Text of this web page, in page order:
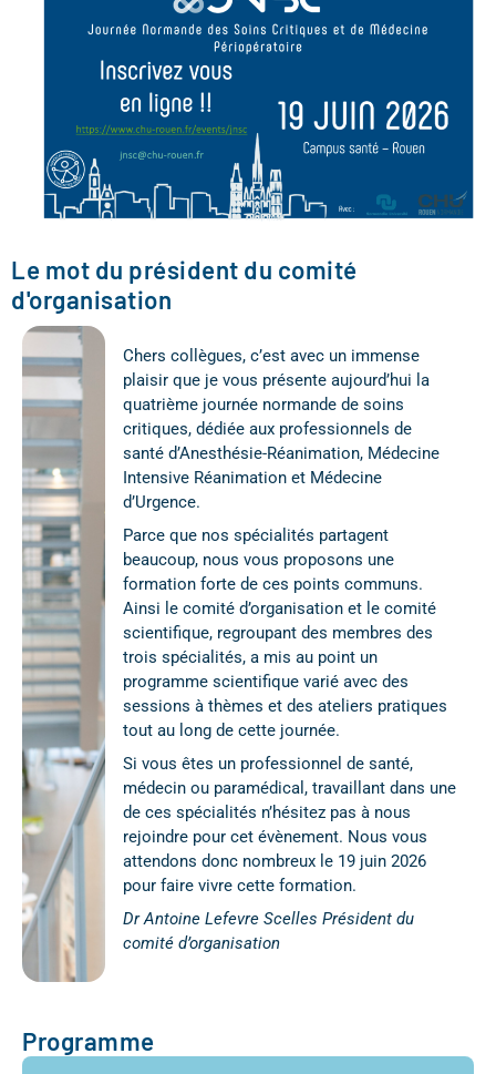
Le mot du président du comité
d'organisation
Chers collègues, c’est avec un immense
plaisir que je vous présente aujourd’hui la
quatrième journée normande de soins
critiques, dédiée aux professionnels de
santé d’Anesthésie-Réanimation, Médecine
Intensive Réanimation et Médecine
d’Urgence.
Parce que nos spécialités partagent
beaucoup, nous vous proposons une
formation forte de ces points communs.
Ainsi le comité d’organisation et le comité
scientifique, regroupant des membres des
trois spécialités, a mis au point un
programme scientifique varié avec des
sessions à thèmes et des ateliers pratiques
tout au long de cette journée.
Si vous êtes un professionnel de santé,
médecin ou paramédical, travaillant dans une
de ces spécialités n’hésitez pas à nous
rejoindre pour cet évènement. Nous vous
attendons donc nombreux le 19 juin 2026
pour faire vivre cette formation.
Dr Antoine Lefevre Scelles Président du
comité d’organisation
Programme